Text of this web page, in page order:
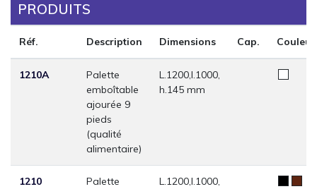
PRODUITS
Réf. Description Dimensions Cap. Couleur
1210A
Palette
emboîtable
ajourée 9
pieds
(qualité
alimentaire)
L.1200,l.1000,
h.145 mm
1210
Palette
L.1200,l.1000,